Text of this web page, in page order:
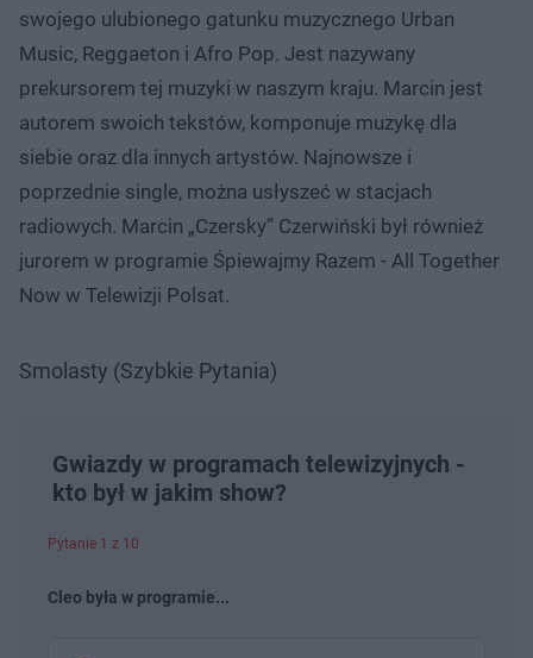
swojego ulubionego gatunku muzycznego Urban
Music, Reggaeton i Afro Pop. Jest nazywany
prekursorem tej muzyki w naszym kraju. Marcin jest
autorem swoich tekstów, komponuje muzykę dla
siebie oraz dla innych artystów. Najnowsze i
poprzednie single, można usłyszeć w stacjach
radiowych. Marcin „Czersky” Czerwiński był również
jurorem w programie Śpiewajmy Razem - All Together
Now w Telewizji Polsat.
Smolasty (Szybkie Pytania)
Gwiazdy w programach telewizyjnych -
kto był w jakim show?
Pytanie 1 z 10
Cleo była w programie...